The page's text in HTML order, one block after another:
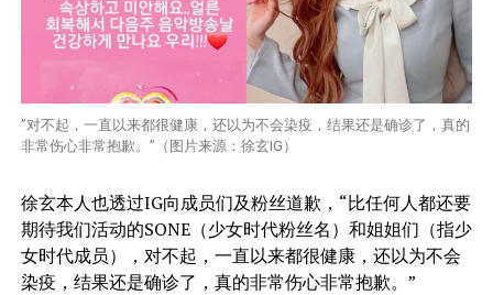
”对不起，一直以来都很健康，还以为不会染疫，结果还是确诊了，真的
非常伤心非常抱歉。”（图片来源：徐玄IG）
徐玄本人也透过IG向成员们及粉丝道歉，“比任何人都还要
期待我们活动的SONE（少女时代粉丝名）和姐姐们（指少
女时代成员），对不起，一直以来都很健康，还以为不会
染疫，结果还是确诊了，真的非常伤心非常抱歉。”